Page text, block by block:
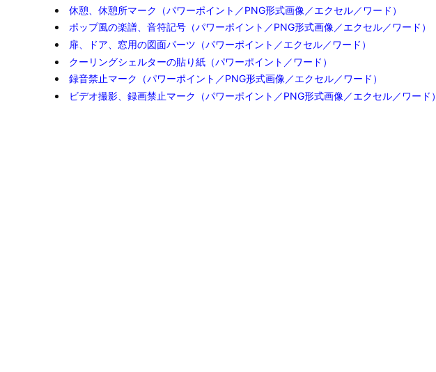
休憩、休憩所マーク（パワーポイント／PNG形式画像／エクセル／ワード）
ポップ風の楽譜、音符記号（パワーポイント／PNG形式画像／エクセル／ワード）
扉、ドア、窓用の図面パーツ（パワーポイント／エクセル／ワード）
クーリングシェルターの貼り紙（パワーポイント／ワード）
録音禁止マーク（パワーポイント／PNG形式画像／エクセル／ワード）
ビデオ撮影、録画禁止マーク（パワーポイント／PNG形式画像／エクセル／ワード）